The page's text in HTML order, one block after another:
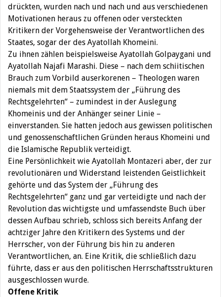
drückten, wurden nach und nach und aus verschiedenen
Motivationen heraus zu offenen oder versteckten
Kritikern der Vorgehensweise der Verantwortlichen des
Staates, sogar der des Ayatollah Khomeini.
Zu ihnen zählen beispielsweise Ayatollah Golpaygani und
Ayatollah Najafi Marashi. Diese – nach dem schiitischen
Brauch zum Vorbild auserkorenen – Theologen waren
niemals mit dem Staatssystem der „Führung des
Rechtsgelehrten“ – zumindest in der Auslegung
Khomeinis und der Anhänger seiner Linie –
einverstanden. Sie hatten jedoch aus gewissen politischen
und genossenschaftlichen Gründen heraus Khomeini und
die Islamische Republik verteidigt.
Eine Persönlichkeit wie Ayatollah Montazeri aber, der zur
revolutionären und Widerstand leistenden Geistlichkeit
gehörte und das System der „Führung des
Rechtsgelehrten“ ganz und gar verteidigte und nach der
Revolution das wichtigste und umfassendste Buch über
dessen Aufbau schrieb, schloss sich bereits Anfang der
achtziger Jahre den Kritikern des Systems und der
Herrscher, von der Führung bis hin zu anderen
Verantwortlichen, an. Eine Kritik, die schließlich dazu
führte, dass er aus den politischen Herrschaftsstrukturen
ausgeschlossen wurde.
Offene Kritik